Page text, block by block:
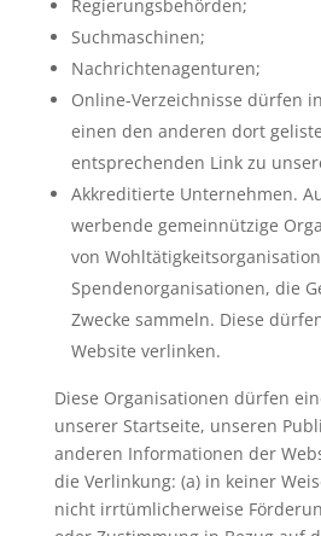
Regierungsbehörden;
Suchmaschinen;
Nachrichtenagenturen;
Online-Verzeichnisse dürfen
einen den anderen dort
entsprechenden Link zu
Akkreditierte Unternehmen.
werbende gemeinnützige
von
Spendenorganisationen, die
Zwecke sammeln. Diese
Website verlinken.
Diese Organisationen dürfen
unserer Startseite, unseren
anderen Informationen der
die Verlinkung: (a) in keiner
nicht irrtümlicherweise